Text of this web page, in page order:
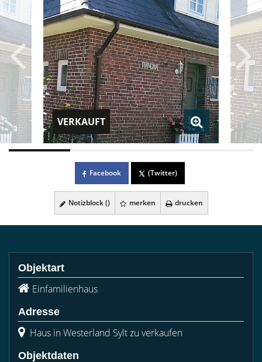
VERKAUFT
Facebook (Twitter)
Notizblock () merken drucken
Objektart
Einfamilienhaus
Adresse
Haus in Westerland Sylt zu verkaufen
Objektdaten